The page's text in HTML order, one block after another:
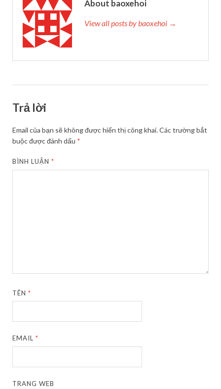
About baoxehoi
View all posts by baoxehoi →
Trả lời
Email của bạn sẽ không được hiển thị công khai.Các trường bắt
buộc được đánh dấu *
BÌNH LUẬN*
TÊN*
EMAIL*
TRANG WEB